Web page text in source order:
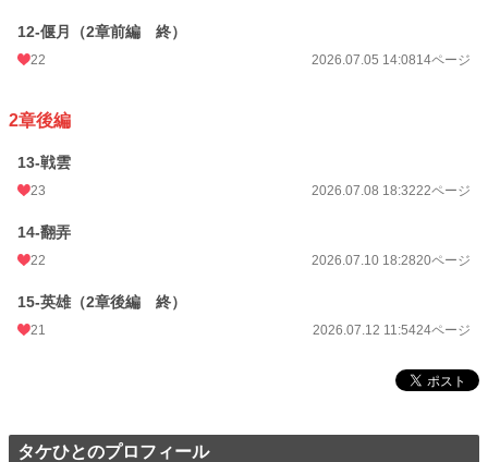
12-偃月（2章前編 終）
22 2026.07.05 14:0814ページ
2章後編
13-戦雲
23 2026.07.08 18:3222ページ
14-翻弄
22 2026.07.10 18:2820ページ
15-英雄（2章後編 終）
21 2026.07.12 11:5424ページ
タケひとのプロフィール